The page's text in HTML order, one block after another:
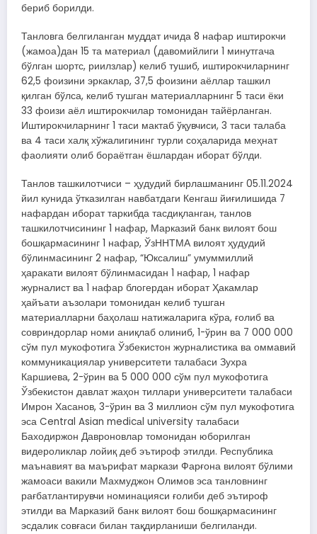
бериб борилди.
Танловга белгиланган муддат ичида 8 нафар иштирокчи
(жамоа)дан 15 та материал (давомийлиги 1 минутгача
бўлган шортс, риилзлар) келиб тушиб, иштирокчиларнинг
62,5 фоизини эркаклар, 37,5 фоизини аёллар ташкил
қилган бўлса, келиб тушган материалларнинг 5 таси ёки
33 фоизи аёл иштирокчилар томонидан тайёрланган.
Иштирокчиларнинг 1 таси мактаб ўқувчиси, 3 таси талаба
ва 4 таси халқ хўжалигининг турли соҳаларида меҳнат
фаолияти олиб бораётган ёшлардан иборат бўлди.
Танлов ташкилотчиси – ҳудудий бирлашманинг 05.11.2024
йил кунида ўтказилган навбатдаги Кенгаш йиғилишида 7
нафардан иборат таркибда тасдиқланган, танлов
ташкилотчисининг 1 нафар, Марказий банк вилоят бош
бошқармасининг 1 нафар, ЎзННТМА вилоят ҳудудий
бўлинмасининг 2 нафар, “Юксалиш” умуммиллий
ҳаракати вилоят бўлинмасидан 1 нафар, 1 нафар
журналист ва 1 нафар блогердан иборат Ҳакамлар
ҳайъати аъзолари томонидан келиб тушган
материалларни баҳолаш натижаларига кўра, ғолиб ва
совриндорлар номи аниқлаб олиниб, 1-ўрин ва 7 000 000
сўм пул мукофотига Ўзбекистон журналистика ва оммавий
коммуникациялар университети талабаси Зухра
Каршиева, 2-ўрин ва 5 000 000 сўм пул мукофотига
Ўзбекистон давлат жаҳон тиллари университети талабаси
Имрон Хасанов, 3-ўрин ва 3 миллион сўм пул мукофотига
эса Central Asian medicаl university талабаси
Баходиржон Давроновлар томонидан юборилган
видероликлар лойиқ деб эътироф этилди. Республика
маънавият ва маърифат маркази Фарғона вилоят бўлими
жамоаси вакили Махмуджон Олимов эса танловнинг
рағбатлантирувчи номинацияси ғолиби деб эътироф
этилди ва Марказий банк вилоят бош бошқармасининг
эсдалик совғаси билан тақдирланиши белгиланди.